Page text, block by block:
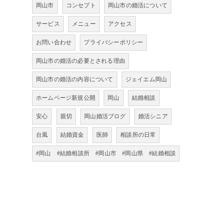
岡山市 コンセプト 岡山市の婚活について
サービス メニュー アクセス
お問い合わせ プライバシーポリシー
岡山市の婚活の必要とされる理由
岡山市の婚活の内容について ジェイエム岡山
ホームページ新規公開 岡山 結婚相談
安心 親切 岡山婚活ブログ 婚活シニア
台風 結婚資金 医師 相談所の日常
#岡山 #結婚相談所 #岡山市 #岡山県 #結婚相談